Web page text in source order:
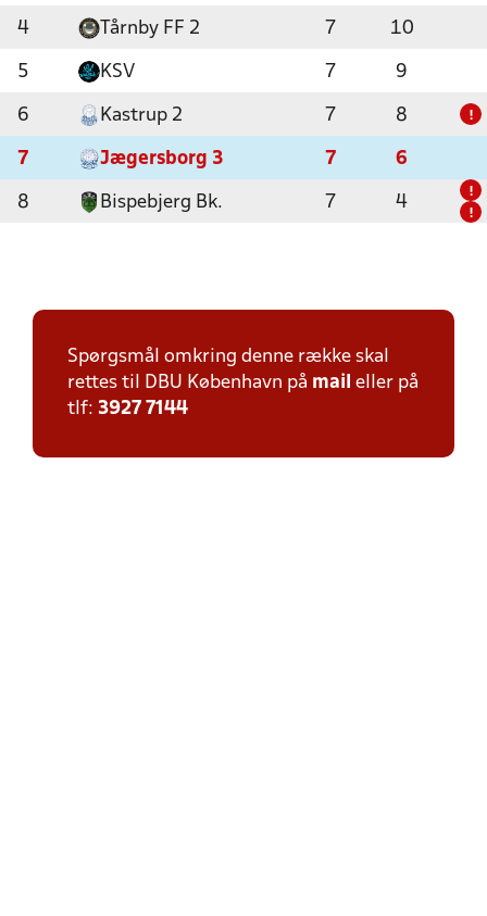
4 Tårnby FF 2 7 10
5 KSV 7 9
6 Kastrup 2 7 8 !
7 Jægersborg 3 7 6
8 Bispebjerg Bk. 7 4
!
!
Spørgsmål omkring denne række skal
rettes til DBU København på mail eller på
tlf: 3927 7144